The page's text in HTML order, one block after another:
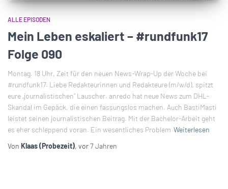
ALLE EPISODEN
Mein Leben eskaliert – #rundfunk17
Folge 090
Montag. 18 Uhr, Zeit für den neuen News-Wrap-Up der Woche bei
#rundfunk17. Liebe Redakteurinnen und Redakteure (m/w/d), spitzt
eure „journalistischen“ Lauscher. anredo hat neue News zum DHL-
Skandal im Gepäck, die einen fassungslos machen. Auch BastiMasti
leistet seinen journalistischen Beitrag. Mit der Bachelor-Arbeit geht
es eher schleppend voran. Ein wesentliches Problem Weiterlesen
Von Klaas (Probezeit), vor7 Jahren